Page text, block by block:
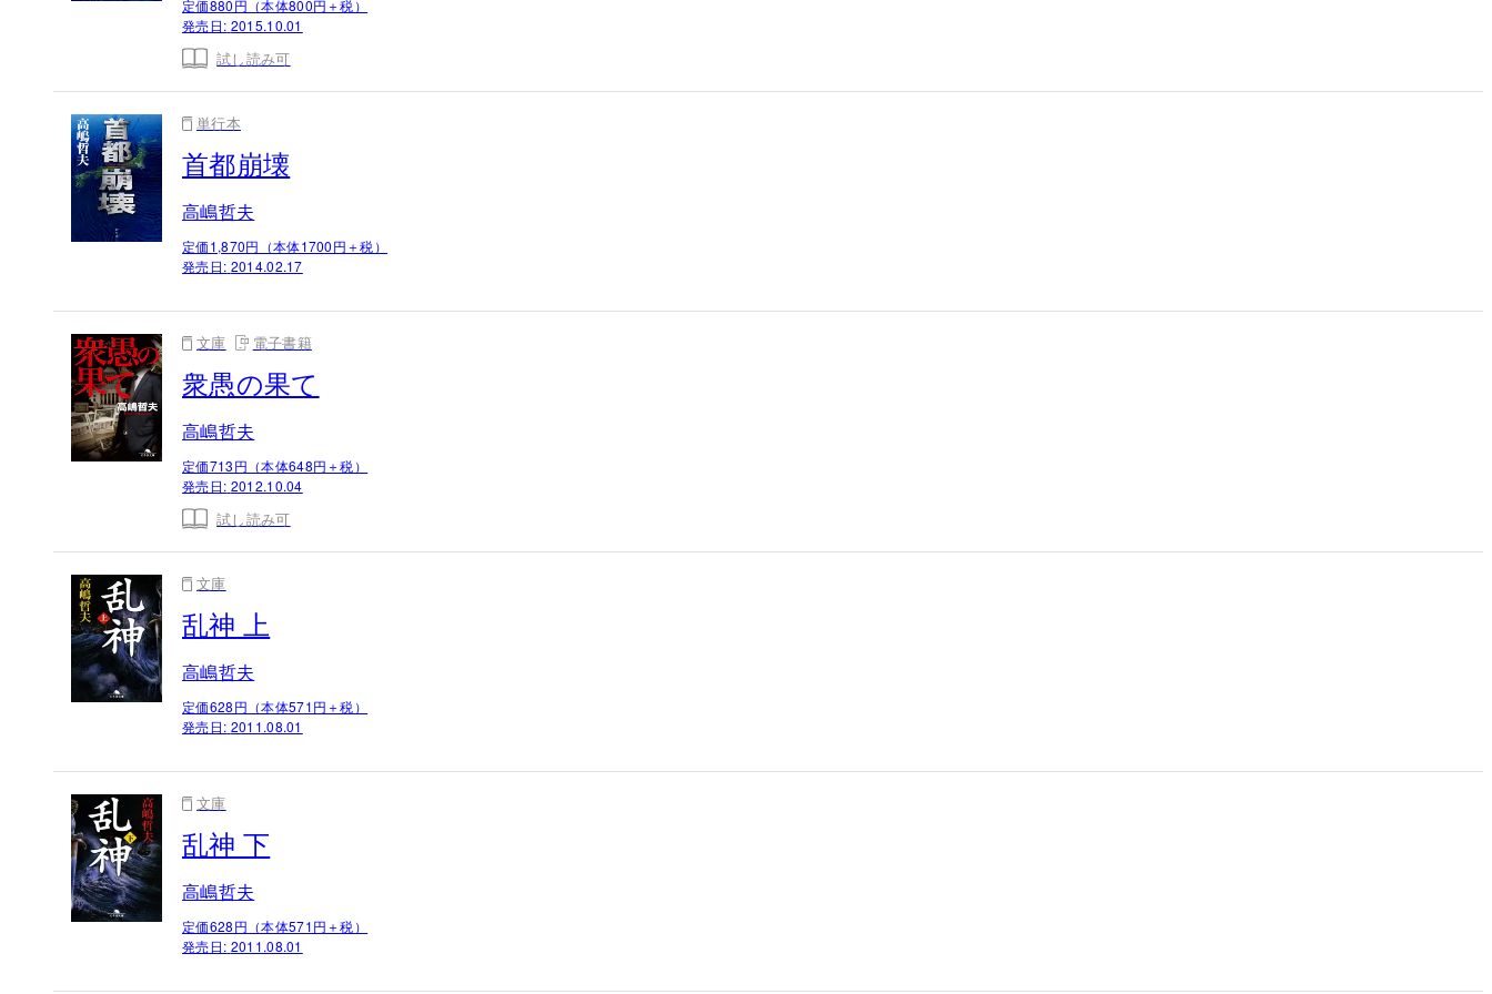
定価880円（本体800円＋税）
発売日: 2015.10.01
試し読み可
単行本
首都崩壊
高嶋哲夫
定価1,870円（本体1700円＋税）
発売日: 2014.02.17
文庫 電子書籍
衆愚の果て
高嶋哲夫
定価713円（本体648円＋税）
発売日: 2012.10.04
試し読み可
文庫
乱神 上
高嶋哲夫
定価628円（本体571円＋税）
発売日: 2011.08.01
文庫
乱神 下
高嶋哲夫
定価628円（本体571円＋税）
発売日: 2011.08.01